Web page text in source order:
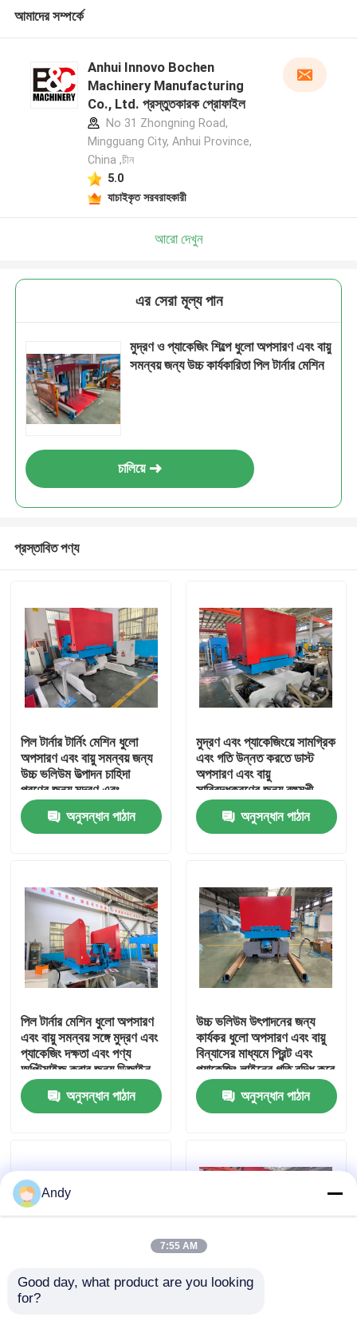
ভিআর শো
আমাদের সম্পর্কে
কারখানা ভ্রমণ
মান নিয়ন্ত্রণ
উচ্চ গতির বাঁশি ল্যামিনেটর মেশিন
আমাদের সম্পর্কে
Anhui Innovo Bochen
Machinery Manufacturing
Co., Ltd. প্রস্তুতকারক প্রোফাইল
No 31 Zhongning Road,
Mingguang City, Anhui Province,
China ,চীন
5.0
যাচাইকৃত সরবরাহকারী
আরো দেখুন
এর সেরা মূল্য পান
মুদ্রণ ও প্যাকেজিং শিল্পে ধুলো অপসারণ এবং বায়ু
সমন্বয় জন্য উচ্চ কার্যকারিতা পিল টার্নার মেশিন
চালিয়ে
প্রস্তাবিত পণ্য
পিল টার্নার টার্নিং মেশিন ধুলো
অপসারণ এবং বায়ু সমন্বয় জন্য
উচ্চ ভলিউম উত্পাদন চাহিদা
পূরণের জন্য মুদ্রণ এবং
প্যাকেজিং লাইন গতি উন্নত
অনুসন্ধান পাঠান
মুদ্রণ এবং প্যাকেজিংয়ে সামগ্রিক
এবং গতি উন্নত করতে ডাস্ট
অপসারণ এবং বায়ু
সারিবদ্ধকরণের জন্য বহুমুখী
স্তূপ টার্নার মেশিন
অনুসন্ধান পাঠান
পিল টার্নার মেশিন ধুলো অপসারণ
এবং বায়ু সমন্বয় সঙ্গে মুদ্রণ এবং
প্যাকেজিং দক্ষতা এবং পণ্য
অপ্টিমাইজ করার জন্য ডিজাইন
করা
অনুসন্ধান পাঠান
উচ্চ ভলিউম উৎপাদনের জন্য
কার্যকর ধুলো অপসারণ এবং বায়ু
বিন্যাসের মাধ্যমে প্রিন্ট এবং
প্যাকেজিং লাইনের গতি বৃদ্ধি করে
এমন পাইল টার্নার মেশিন
অনুসন্ধান পাঠান
High-Performance Pile
Andy
7:55 AM
Good day, what product are you looking
for?